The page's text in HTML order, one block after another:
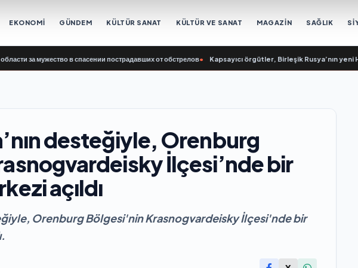
EKONOMİ GÜNDEM KÜLTÜR SANAT KÜLTÜR VE SANAT MAGAZİN SAĞLIK
мужество в спасении пострадавших от обстрелов• Kapsayıcı örgütler, Birleşik Rusya’nın yeni Halk
desteğiyle, Orenburg
İlçesi’nde bir
açıldı
Orenburg Bölgesi'nin Krasnogvardeisky İlçesi'nde bir